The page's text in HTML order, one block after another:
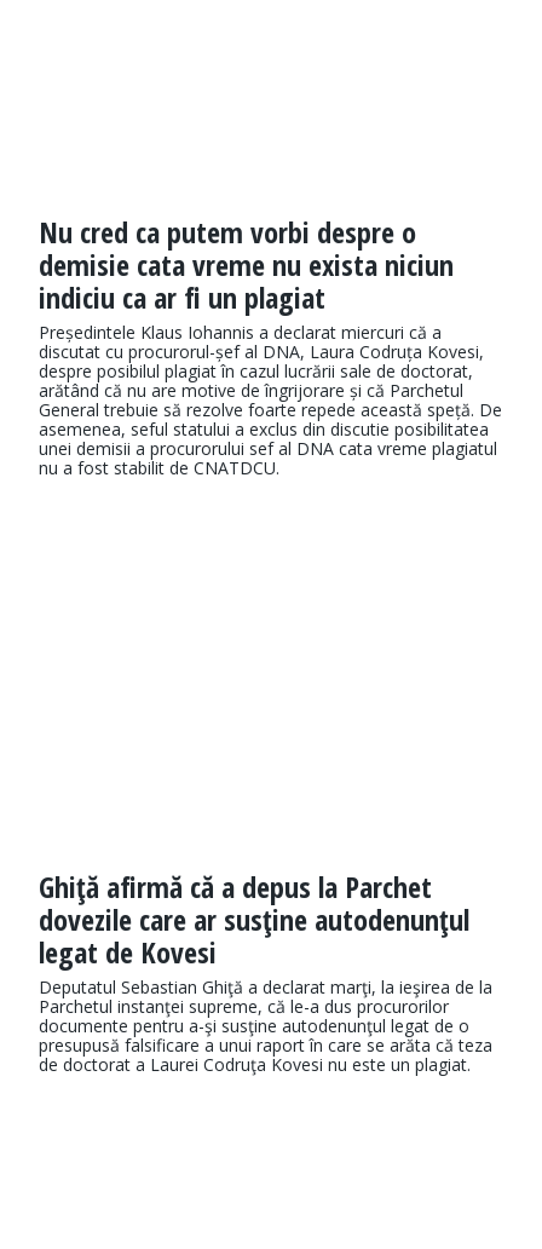
Nu cred ca putem vorbi despre o
demisie cata vreme nu exista niciun
indiciu ca ar fi un plagiat
Președintele Klaus Iohannis a declarat miercuri că a
discutat cu procurorul-șef al DNA, Laura Codruța Kovesi,
despre posibilul plagiat în cazul lucrării sale de doctorat,
arătând că nu are motive de îngrijorare și că Parchetul
General trebuie să rezolve foarte repede această speță. De
asemenea, seful statului a exclus din discutie posibilitatea
unei demisii a procurorului sef al DNA cata vreme plagiatul
nu a fost stabilit de CNATDCU.
Ghiţă afirmă că a depus la Parchet
dovezile care ar susţine autodenunţul
legat de Kovesi
Deputatul Sebastian Ghiţă a declarat marţi, la ieşirea de la
Parchetul instanţei supreme, că le-a dus procurorilor
documente pentru a-şi susţine autodenunţul legat de o
presupusă falsificare a unui raport în care se arăta că teza
de doctorat a Laurei Codruţa Kovesi nu este un plagiat.